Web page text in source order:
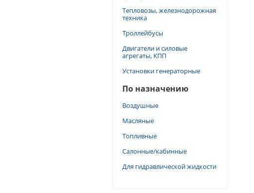
Тепловозы, железнодорожная
техника
Троллейбусы
Двигатели и силовые
агрегаты, КПП
Установки генераторные
По назначению
Воздушные
Масляные
Топливные
Салонные/кабинные
Для гидравлической жидкости